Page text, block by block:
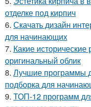
отделке под кирпич
6. Скачать дизайн
для начинающих
7. Какие
оригинальный облик
8. Лучшие программы
подборка для
9. ТОП-12 программ